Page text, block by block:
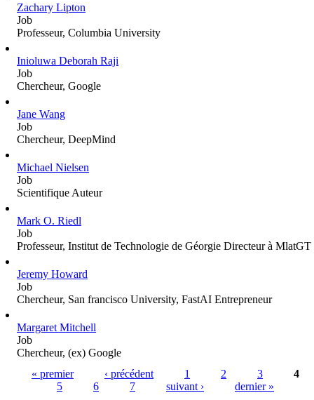
Zachary Lipton
Job
Professeur, Columbia University
Inioluwa Deborah Raji
Job
Chercheur, Google
Jane Wang
Job
Chercheur, DeepMind
Michael Nielsen
Job
Scientifique Auteur
Mark O. Riedl
Job
Professeur, Institut de Technologie de Géorgie Directeur à MlatGT
Jeremy Howard
Job
Chercheur, San francisco University, FastAI Entrepreneur
Margaret Mitchell
Job
Chercheur, (ex) Google
Pages« premier ‹ précédent 1 2 3
4
5
6 7 suivant › dernier »